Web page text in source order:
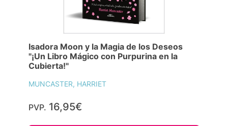
Isadora Moon y la Magia de los Deseos
"¡Un Libro Mágico con Purpurina en la
Cubierta!"
MUNCASTER, HARRIET
PVP. 16,95€